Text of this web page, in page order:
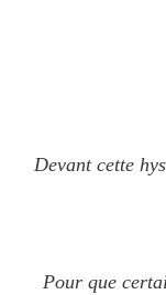
Devant cette
Pour que